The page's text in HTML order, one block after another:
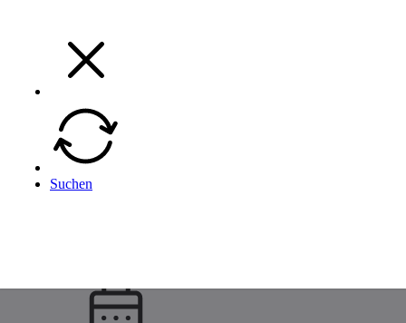
Menü
Zurück
Unternehmen
Suchen